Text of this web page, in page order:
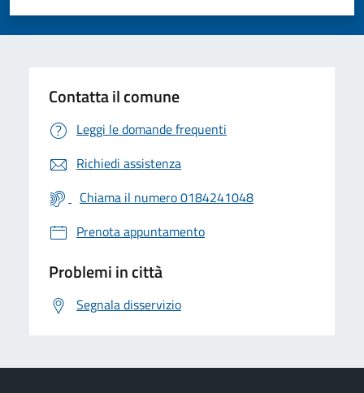
Valuta 5 stelle su 5
Valuta 4 stelle su 5
Valuta 3 stelle su 5
Valuta 2 stelle su 5
Valuta 1 stelle su 5
Contatta il comune
Leggi le domande frequenti
Richiedi assistenza
Chiama il numero 0184241048
Prenota appuntamento
Problemi in città
Segnala disservizio